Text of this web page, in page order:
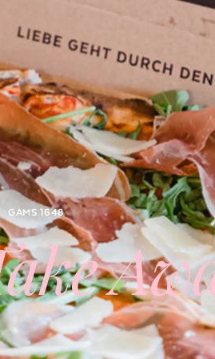
GAMS 1648